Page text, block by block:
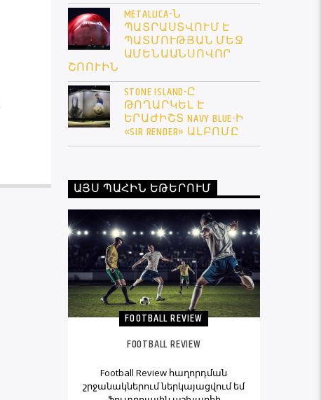
METALLICA-Ն
ՊԱՏՐԱՍՏՎՈՒՄ Է
ՊԱՏՄՈՒԹՅԱՆ ՄԵՋ
ԱՄԵՆԱԱՆՍՈՎՈՐ
ՇՈՈՒԻՆ
STONE ISLAND-Ը
ԹՈՂԱՐԿԵԼ Է
ԵՐԱԺԻՇՏ NAVY BLUE-Ի
«SIR RENDER» ԱԼԲՈՄԸ
ԱՅՍ ՊԱՀԻՆ ԵԹԵՐՈՒՄ
FOOTBALL REVIEW
FOOTBALL REVIEW
Football Review հաղորդման
շրջանակներում ներկայացվում եմ